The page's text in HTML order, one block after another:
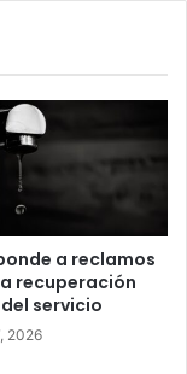
a reclamos
recuperación
servicio
2026